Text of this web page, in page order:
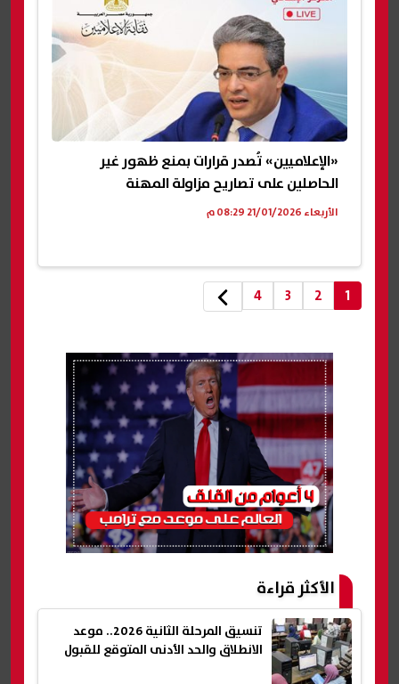
«الإعلاميين» تُصدر قرارات بمنع ظهور غير
الحاصلين على تصاريح مزاولة المهنة
الأربعاء 21/01/2026 08:29 م
1
2
3
4
الأكثر قراءة
تنسيق المرحلة الثانية 2026.. موعد
الانطلاق والحد الأدنى المتوقع للقبول